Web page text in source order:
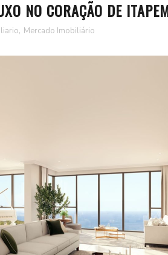
NO CORAÇÃO DE
, Mercado Imobiliário